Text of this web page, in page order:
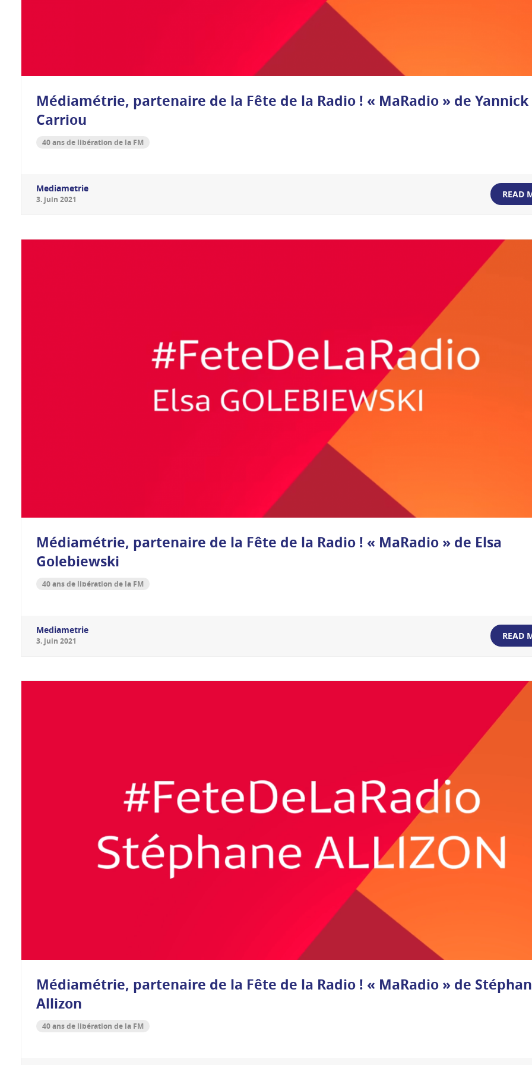
Médiamétrie, partenaire de la Fête de la Radio ! « MaRadio » de Yannick
Carriou
40 ans de libération de la FM
Mediametrie
3. juin 2021 READ
Médiamétrie, partenaire de la Fête de la Radio ! « MaRadio » de Elsa
Golebiewski
40 ans de libération de la FM
Mediametrie
3.juin 2021 READ
Médiamétrie, partenaire de la Fête de la Radio ! « MaRadio » de
Allizon
40 ans de libération de la FM